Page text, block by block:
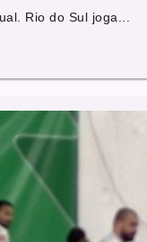
Rio do Sul joga...